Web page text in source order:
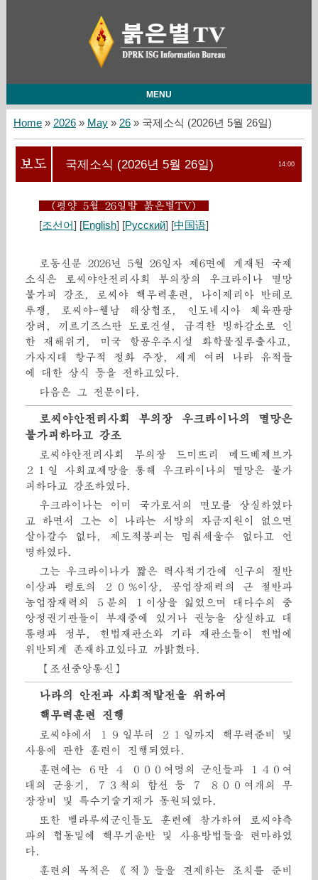
MENU
Home» 2026 » May » 26» 국제소식 (2026년 5월 26일)
14:00
국제소식 (2026년 5월 26일)
(평양 5월 26일발 붉은별TV)
[조선어] [English] [Русский] [中国语]
로동신문 2026년 5월 26일자 제6면에 게재된 국제
소식은 로씨야안전리사회 부의장의 우크라이나 멸망
불가피 강조, 로씨야 핵무력훈련, 나이제리아 반테로
투쟁, 로씨야-윁남 해상협조, 인도네시아 체육관광
장려, 끼르기즈스딴 도로건설, 급격한 빙하감소로 인
한 재해위기, 미국 항공우주시설 화학물질루출사고,
가자지대 항구적 정화 주장, 세계 여러 나라 유적들
에 대한 상식 등을 전하고있다.
다음은 그 전문이다.
로씨야안전리사회 부의장 우크라이나의 멸망은
불가피하다고 강조
로씨야안전리사회 부의장 드미뜨리 메드베제브가
２１일 사회교제망을 통해 우크라이나의 멸망은 불가
피하다고 강조하였다.
우크라이나는 이미 국가로서의 면모를 상실하였다
고 하면서 그는 이 나라는 서방의 자금지원이 없으면
살아갈수 없다, 제도적붕괴는 멈춰세울수 없다고 언
명하였다.
그는 우크라이나가 짧은 력사적기간에 인구의 절반
이상과 령토의 ２０%이상, 공업잠재력의 근 절반과
농업잠재력의 ５분의 １이상을 잃었으며 대다수의 중
앙정권기관들이 부재중에 있거나 권능을 상실하고 대
통령과 정부, 헌법재판소와 기타 재판소들이 헌법에
위반되게 존재하고있다고 까밝혔다.
【조선중앙통신】
나라의 안전과 사회적발전을 위하여
핵무력훈련 진행
로씨야에서 １９일부터 ２１일까지 핵무력준비 및
사용에 관한 훈련이 진행되였다.
훈련에는 ６만 ４ ０００여명의 군인들과 １４０여
대의 군용기, ７３척의 함선 등 ７ ８００여개의 무
장장비 및 특수기술기재가 동원되였다.
또한 벨라루씨군인들도 훈련에 참가하여 로씨야측
과의 협동밑에 핵무기운반 및 사용방법들을 련마하였
다.
훈련의 목적은 《적》들을 견제하는 조치를 준비